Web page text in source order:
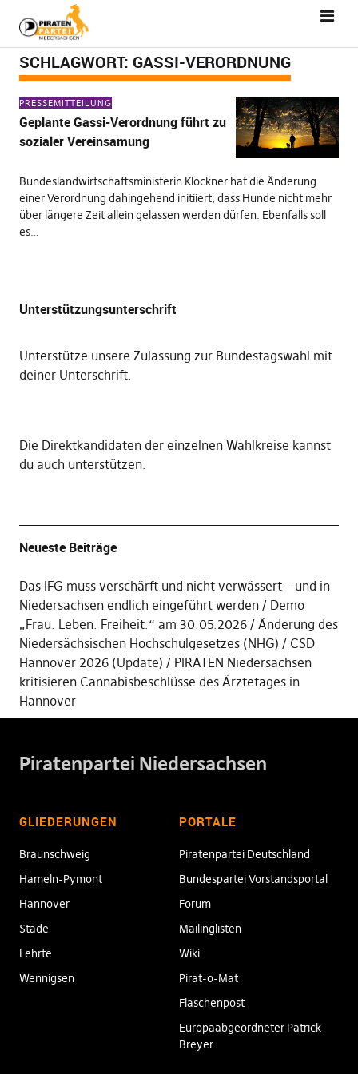
SCHLAGWORT: GASSI-VERORDNUNG
PRESSEMITTEILUNG
Geplante Gassi-Verordnung führt zu
sozialer Vereinsamung
Bundeslandwirtschaftsministerin Klöckner hat die Änderung
einer Verordnung dahingehend initiiert, dass Hunde nicht mehr
über längere Zeit allein gelassen werden dürfen. Ebenfalls soll
es…
Unterstützungsunterschrift
Unterstütze unsere Zulassung zur Bundestagswahl mit
deiner Unterschrift.
Die Direktkandidaten der einzelnen Wahlkreise kannst
du auch unterstützen.
Neueste Beiträge
Das IFG muss verschärft und nicht verwässert – und in
Niedersachsen endlich eingeführt werden
Demo
„Frau. Leben. Freiheit.“ am 30.05.2026
Änderung des
Niedersächsischen Hochschulgesetzes (NHG)
CSD
Hannover 2026 (Update)
PIRATEN Niedersachsen
kritisieren Cannabisbeschlüsse des Ärztetages in
Hannover
Piratenpartei Niedersachsen
GLIEDERUNGEN
Braunschweig
Hameln-Pymont
Hannover
Stade
Lehrte
Wennigsen
PORTALE
Piratenpartei Deutschland
Bundespartei Vorstandsportal
Forum
Mailinglisten
Wiki
Pirat-o-Mat
Flaschenpost
Europaabgeordneter Patrick
Breyer